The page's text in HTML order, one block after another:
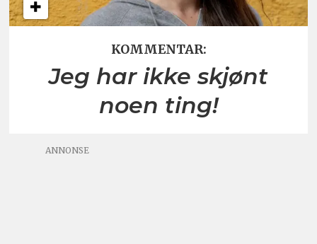
KOMMENTAR:
Jeg har ikke skjønt
noen ting!
ANNONSE